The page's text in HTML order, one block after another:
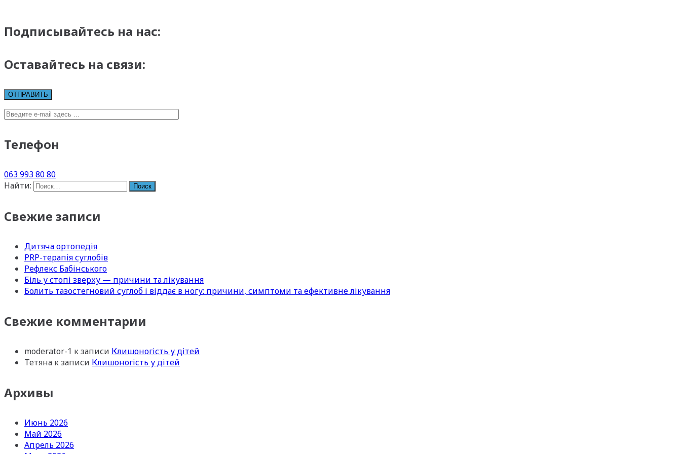
Подписывайтесь на нас:
Оставайтесь на связи:
Телефон
063 993 80 80
Найти:
Свежие записи
Дитяча ортопедія
PRP-терапія суглобів
Рефлекс Бабінського
Біль у стопі зверху — причини та лікування
Болить тазостегновий суглоб і віддає в ногу: причини, симптоми та ефективне лікування
Свежие комментарии
moderator-1 к записи Клишоногість у дітей
Тетяна к записи Клишоногість у дітей
Архивы
Июнь 2026
Май 2026
Апрель 2026